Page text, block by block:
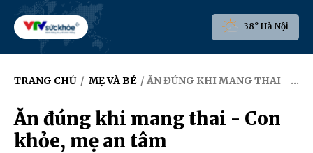
38° Hà Nội
TRANG CHỦ / MẸ VÀ BÉ / ĂN ĐÚNG KHI MANG THAI - CON KHỎE, MẸ AN TÂM
Ăn đúng khi mang thai - Con
khỏe, mẹ an tâm